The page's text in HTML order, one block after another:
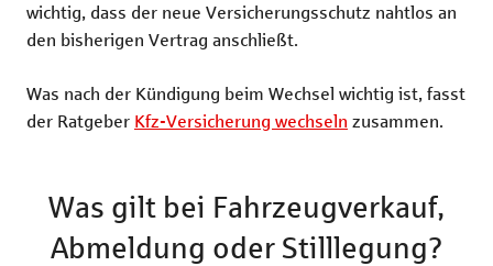
wichtig, dass der neue Versicherungsschutz nahtlos an
den bisherigen Vertrag anschließt.
Was nach der Kündigung beim Wechsel wichtig ist, fasst
der Ratgeber Kfz-Versicherung wechseln zusammen.
Was gilt bei Fahrzeugverkauf,
Abmeldung oder Stilllegung?